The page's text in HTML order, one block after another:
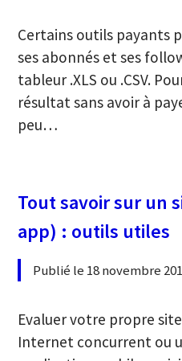
Certains outils payants
ses abonnés et ses
tableur .XLS ou .CSV.
résultat sans avoir à
peu…
Tout savoir sur un
app) : outils utiles
Publié le 18 novembre
Evaluer votre propre
Internet concurrent ou